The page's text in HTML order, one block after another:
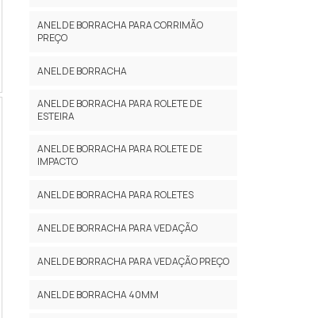
ANEL DE BORRACHA PARA CORRIMÃO
PREÇO
ANEL DE BORRACHA
ANEL DE BORRACHA PARA ROLETE DE
ESTEIRA
ANEL DE BORRACHA PARA ROLETE DE
IMPACTO
ANEL DE BORRACHA PARA ROLETES
ANEL DE BORRACHA PARA VEDAÇÃO
ANEL DE BORRACHA PARA VEDAÇÃO PREÇO
ANEL DE BORRACHA 40MM